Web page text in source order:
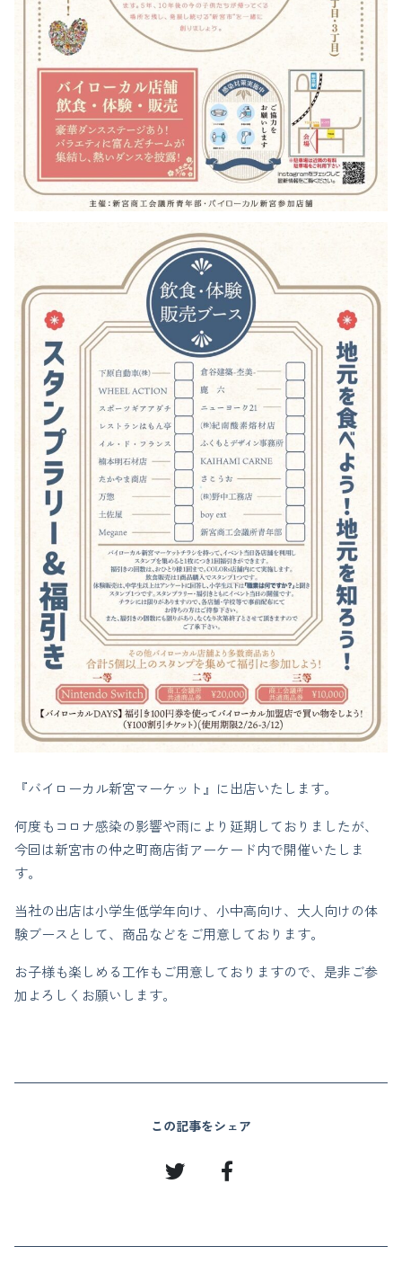
『バイローカル新宮マーケット』に出店いたします。
何度もコロナ感染の影響や雨により延期しておりましたが、
今回は新宮市の仲之町商店街アーケード内で開催いたしま
す。
当社の出店は小学生低学年向け、小中高向け、大人向けの体
験ブースとして、商品などをご用意しております。
お子様も楽しめる工作もご用意しておりますので、是非ご参
加よろしくお願いします。
この記事をシェア